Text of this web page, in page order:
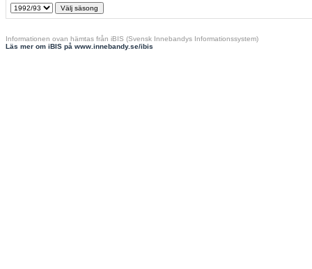
Informationen ovan hämtas från iBIS (Svensk Innebandys Informationssystem)
Läs mer om iBIS på www.innebandy.se/ibis